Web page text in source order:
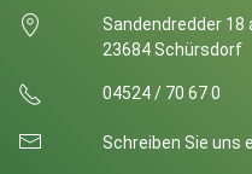
Sandendredder 18
23684 Schürsdorf
04524 / 70 67 0
Schreiben Sie uns